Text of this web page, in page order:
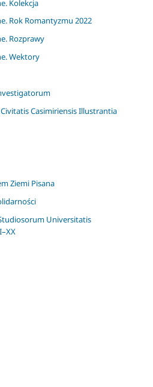
Kolekcja
Rok Romantyzmu 2022
Rozprawy
Wektory
Casimiriensis Illustrantia
Ziemi Pisana
Universitatis